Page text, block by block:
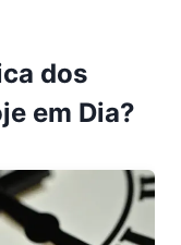
dos
em Dia?